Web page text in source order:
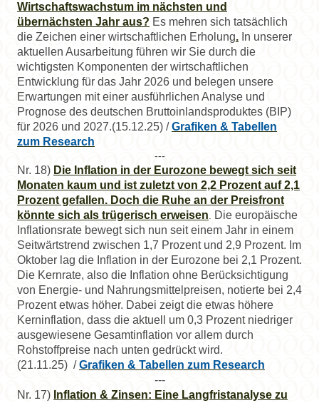
Wirtschaftswachstum im nächsten und
übernächsten Jahr aus? Es mehren sich tatsächlich
die Zeichen einer wirtschaftlichen Erholung. In unserer
aktuellen Ausarbeitung führen wir Sie durch die
wichtigsten Komponenten der wirtschaftlichen
Entwicklung für das Jahr 2026 und belegen unsere
Erwartungen mit einer ausführlichen Analyse und
Prognose des deutschen Bruttoinlandsproduktes (BIP)
für 2026 und 2027.(15.12.25) / Grafiken & Tabellen
zum Research
---
Nr. 18) Die Inflation in der Eurozone bewegt sich seit
Monaten kaum und ist zuletzt von 2,2 Prozent auf 2,1
Prozent gefallen. Doch die Ruhe an der Preisfront
könnte sich als trügerisch erweisen
Die europäische
Inflationsrate bewegt sich nun seit einem Jahr in einem
Seitwärtstrend zwischen 1,7 Prozent und 2,9 Prozent. Im
Oktober lag die Inflation in der Eurozone bei 2,1 Prozent.
Die Kernrate, also die Inflation ohne Berücksichtigung
von Energie- und Nahrungsmittelpreisen, notierte bei 2,4
Prozent etwas höher. Dabei zeigt die etwas höhere
Kerninflation, dass die aktuell um 0,3 Prozent niedriger
ausgewiesene Gesamtinflation vor allem durch
Rohstoffpreise nach unten gedrückt wird.
(21.11.25) /Grafiken & Tabellen zum Research
---
Nr. 17) Inflation & Zinsen: Eine Langfristanalyse zu